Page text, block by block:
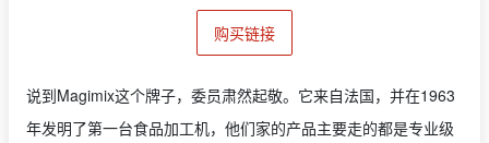
购买链接
说到Magimix这个牌子，委员肃然起敬。它来自法国，并在1963
年发明了第一台食品加工机，他们家的产品主要走的都是专业级